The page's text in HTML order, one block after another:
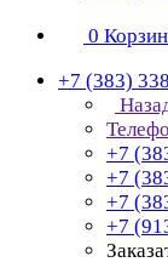
0
+7 (383)
+7
+7
+7
+7